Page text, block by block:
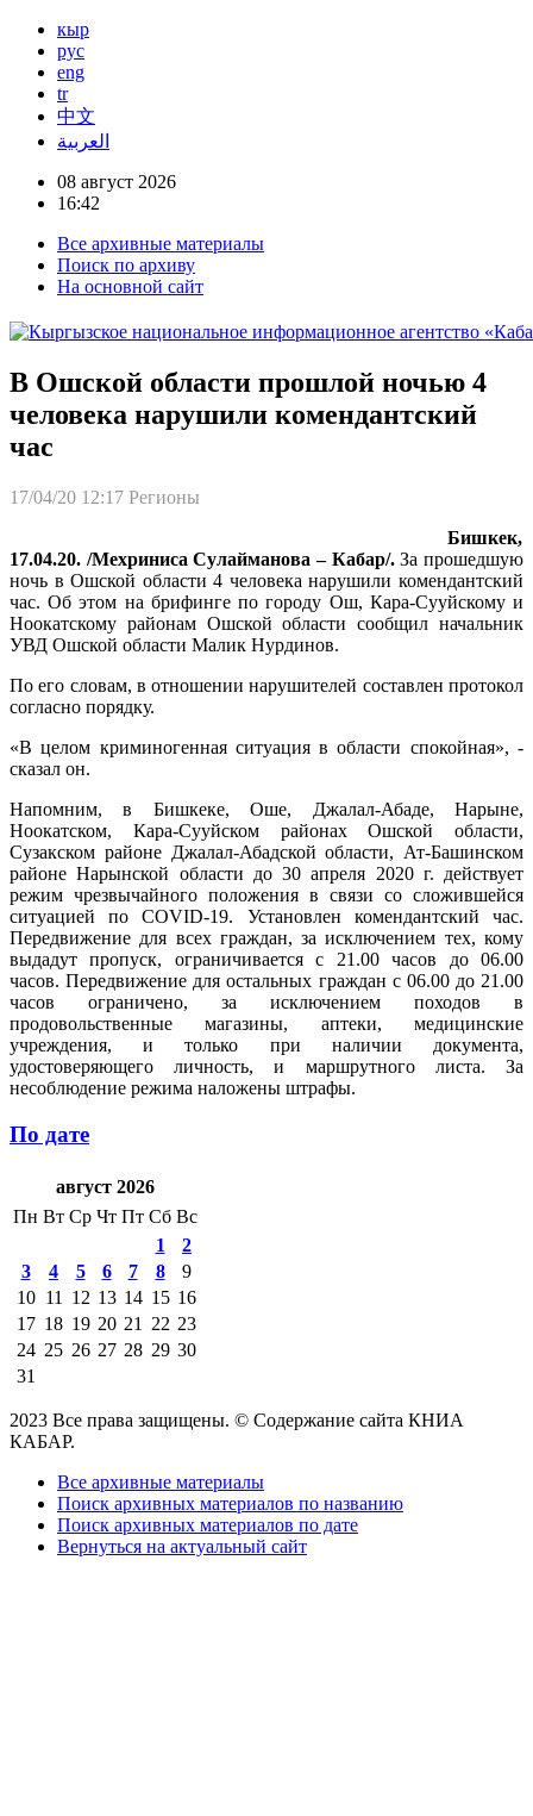
кыр
рус
eng
tr
中文
العربية
08 август 2026
16:42
Все архивные материалы
Поиск по архиву
На основной сайт
В Ошской области прошлой ночью 4
человека нарушили комендантский
час
17/04/20 12:17 Регионы
Бишкек,
17.04.20. /Мехриниса Сулайманова – Кабар/.За прошедшую
ночь в Ошской области 4 человека нарушили комендантский
час. Об этом на брифинге по городу Ош, Кара-Сууйскому и
Ноокатскому районам Ошской области сообщил начальник
УВД Ошской области Малик Нурдинов.
По его словам, в отношении нарушителей составлен протокол
согласно порядку.
«В целом криминогенная ситуация в области спокойная», -
сказал он.
Напомним, в Бишкеке, Оше, Джалал-Абаде, Нарыне,
Ноокатском, Кара-Сууйском районах Ошской области,
Сузакском районе Джалал-Абадской области, Ат-Башинском
районе Нарынской области до 30 апреля 2020 г. действует
режим чрезвычайного положения в связи со сложившейся
ситуацией по COVID-19. Установлен комендантский час.
Передвижение для всех граждан, за исключением тех, кому
выдадут пропуск, ограничивается с 21.00 часов до 06.00
часов. Передвижение для остальных граждан с 06.00 до 21.00
часов ограничено, за исключением походов в
продовольственные магазины, аптеки, медицинские
учреждения, и только при наличии документа,
удостоверяющего личность, и маршрутного листа. За
несоблюдение режима наложены штрафы.
По дате
август 2026
Пн Вт Ср Чт Пт Сб Вс
1
2
3
4 5 6 7 8
9
10 11 12 13 14 15 16
17 18 19 20 21 22 23
24 25 26 27 28 29 30
31
2023 Все права защищены. © Содержание сайта КНИА
КАБАР.
Все архивные материалы
Поиск архивных материалов по названию
Поиск архивных материалов по дате
Вернуться на актуальный сайт